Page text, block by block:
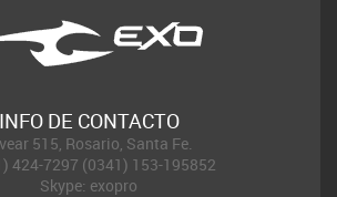
INFO DE CONTACTO
515, Rosario, Santa Fe.
424-7297 (0341) 153-195852
Skype: exopro